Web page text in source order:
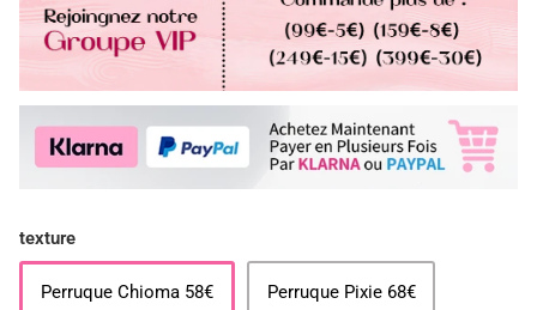
texture
Perruque Chioma 58€ Perruque Pixie 68€